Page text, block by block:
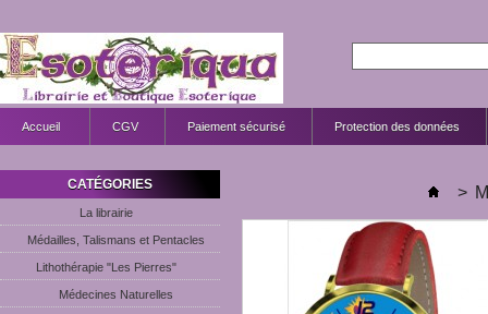
Accueil CGV Paiement sécurisé Protection des données
CATÉGORIES
La librairie
Médailles, Talismans et Pentacles
Lithothérapie "Les Pierres"
Médecines Naturelles
>